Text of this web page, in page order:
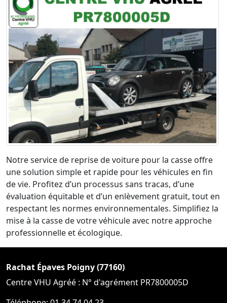
Notre service de reprise de voiture pour la casse offre
une solution simple et rapide pour les véhicules en fin
de vie. Profitez d’un processus sans tracas, d’une
évaluation équitable et d’un enlèvement gratuit, tout en
respectant les normes environnementales. Simplifiez la
mise à la casse de votre véhicule avec notre approche
professionnelle et écologique.
Rachat Épaves Poigny (77160)
Centre VHU Agréé : N° d'agrément PR7800005D